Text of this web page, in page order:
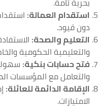
استقدام العمالة:
دون قيود.
التعليم والصحة:
والتعليمية الحكومية
فتح حسابات بنكية:
والتعامل مع المؤسسات
الإقامة الدائمة للعائلة:
الامتيازات.